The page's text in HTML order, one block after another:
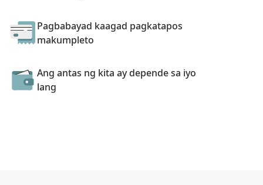
Pagbabayad kaagad pagkatapos
makumpleto
Ang antas ng kita ay depende sa iyo
lang